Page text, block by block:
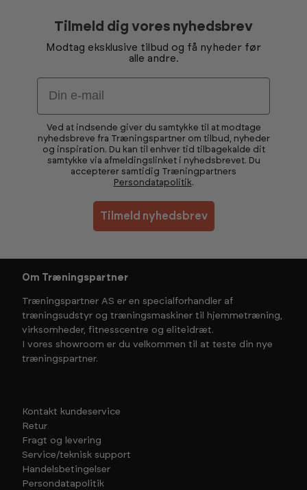
Tilmeld dig vores nyhedsbrev
Modtag eksklusive tilbud og få nyheder før
alle andre.
Email
Ved at indsende giver du samtykke til at modtage
nyhedsbreve fra Træningspartner om tilbud, nyheder
og inspiration. Du kan til enhver tid tilbagekalde dit
samtykke via afmeldingslinket i nyhedsbrevet. Du
accepterer samtidig Træningpartners
Persondatapolitik.
Tilmeld nyhedsbrev
Om Træningspartner
Træningspartner AS er en specialforhandler af
træningsudstyr og træningsmaskiner til hjemmetræning,
virksomheder, fitnesscentre og eliteidræt.
I vores showroom er du velkommen til at teste din nye
træningspartner.
Kontakt kundeservice
Retur
Fragt og levering
Service/teknisk support
Handelsbetingelser
Persondatapolitik